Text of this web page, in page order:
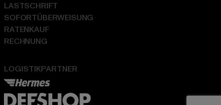
LOGISTIKPARTNER
LASTSCHRIFT
SOFORTÜBERWEISUNG
RATENKAUF
RECHNUNG